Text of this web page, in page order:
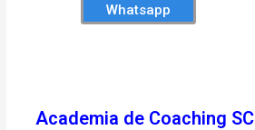
Whatsapp
Academia de Coaching SC